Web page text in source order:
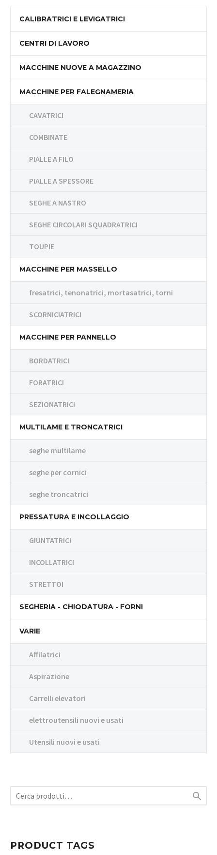
CALIBRATRICI E LEVIGATRICI
CENTRI DI LAVORO
MACCHINE NUOVE A MAGAZZINO
MACCHINE PER FALEGNAMERIA
CAVATRICI
COMBINATE
PIALLE A FILO
PIALLE A SPESSORE
SEGHE A NASTRO
SEGHE CIRCOLARI SQUADRATRICI
TOUPIE
MACCHINE PER MASSELLO
fresatrici, tenonatrici, mortasatrici, torni
SCORNICIATRICI
MACCHINE PER PANNELLO
BORDATRICI
FORATRICI
SEZIONATRICI
MULTILAME E TRONCATRICI
seghe multilame
seghe per cornici
seghe troncatrici
PRESSATURA E INCOLLAGGIO
GIUNTATRICI
INCOLLATRICI
STRETTOI
SEGHERIA - CHIODATURA - FORNI
VARIE
Affilatrici
Aspirazione
Carrelli elevatori
elettroutensili nuovi e usati
Utensili nuovi e usati

PRODUCT TAGS